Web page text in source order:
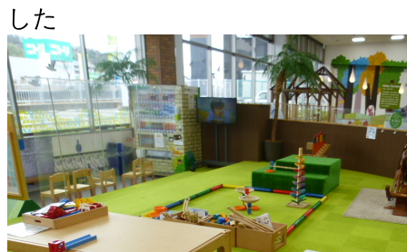
した